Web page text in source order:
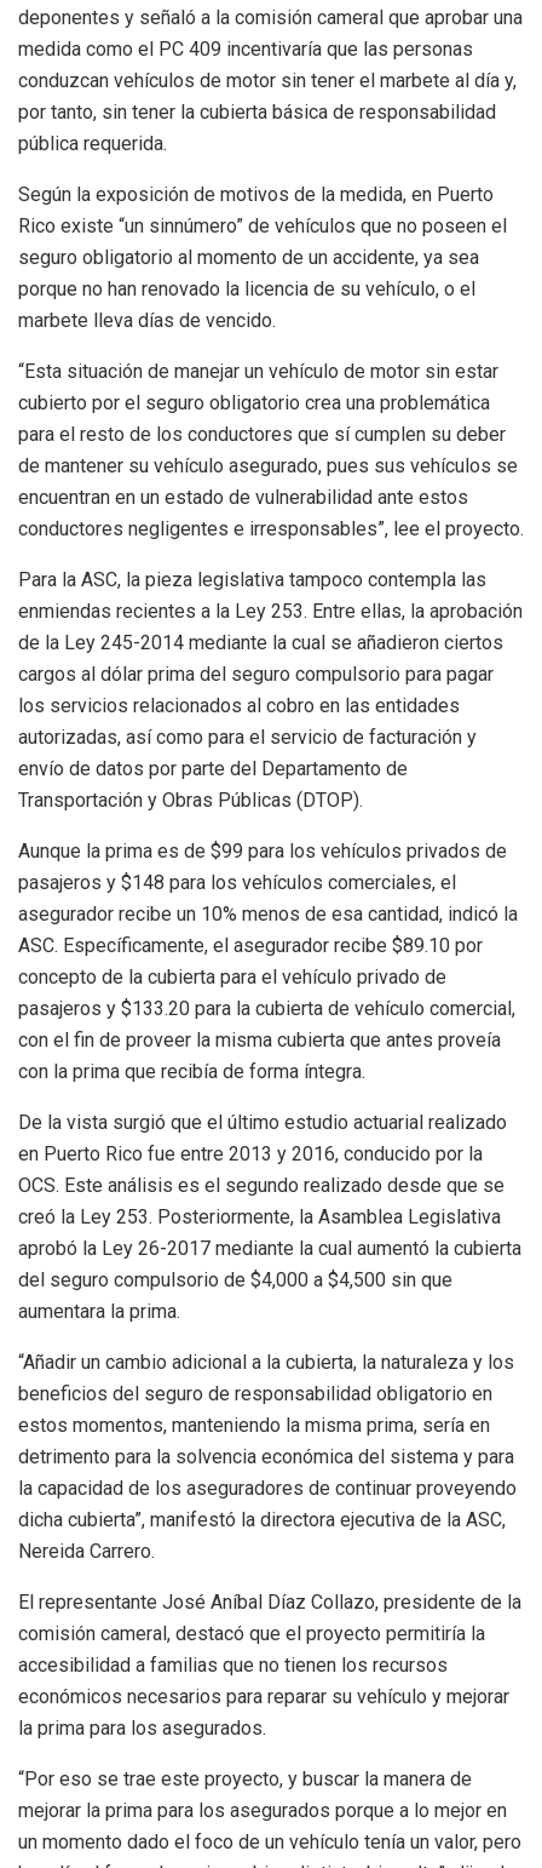
deponentes y señaló a la comisión cameral que aprobar una
medida como el PC 409 incentivaría que las personas
conduzcan vehículos de motor sin tener el marbete al día y,
por tanto, sin tener la cubierta básica de responsabilidad
pública requerida.
Según la exposición de motivos de la medida, en Puerto
Rico existe “un sinnúmero” de vehículos que no poseen el
seguro obligatorio al momento de un accidente, ya sea
porque no han renovado la licencia de su vehículo, o el
marbete lleva días de vencido.
“Esta situación de manejar un vehículo de motor sin estar
cubierto por el seguro obligatorio crea una problemática
para el resto de los conductores que sí cumplen su deber
de mantener su vehículo asegurado, pues sus vehículos se
encuentran en un estado de vulnerabilidad ante estos
conductores negligentes e irresponsables”, lee el proyecto.
Para la ASC, la pieza legislativa tampoco contempla las
enmiendas recientes a la Ley 253. Entre ellas, la aprobación
de la Ley 245-2014 mediante la cual se añadieron ciertos
cargos al dólar prima del seguro compulsorio para pagar
los servicios relacionados al cobro en las entidades
autorizadas, así como para el servicio de facturación y
envío de datos por parte del Departamento de
Transportación y Obras Públicas (DTOP).
Aunque la prima es de $99 para los vehículos privados de
pasajeros y $148 para los vehículos comerciales, el
asegurador recibe un 10% menos de esa cantidad, indicó la
ASC. Específicamente, el asegurador recibe $89.10 por
concepto de la cubierta para el vehículo privado de
pasajeros y $133.20 para la cubierta de vehículo comercial,
con el fin de proveer la misma cubierta que antes proveía
con la prima que recibía de forma íntegra.
De la vista surgió que el último estudio actuarial realizado
en Puerto Rico fue entre 2013 y 2016, conducido por la
OCS. Este análisis es el segundo realizado desde que se
creó la Ley 253. Posteriormente, la Asamblea Legislativa
aprobó la Ley 26-2017 mediante la cual aumentó la cubierta
del seguro compulsorio de $4,000 a $4,500 sin que
aumentara la prima.
“Añadir un cambio adicional a la cubierta, la naturaleza y los
beneficios del seguro de responsabilidad obligatorio en
estos momentos, manteniendo la misma prima, sería en
detrimento para la solvencia económica del sistema y para
la capacidad de los aseguradores de continuar proveyendo
dicha cubierta”, manifestó la directora ejecutiva de la ASC,
Nereida Carrero.
El representante José Aníbal Díaz Collazo, presidente de la
comisión cameral, destacó que el proyecto permitiría la
accesibilidad a familias que no tienen los recursos
económicos necesarios para reparar su vehículo y mejorar
la prima para los asegurados.
“Por eso se trae este proyecto, y buscar la manera de
mejorar la prima para los asegurados porque a lo mejor en
un momento dado el foco de un vehículo tenía un valor, pero